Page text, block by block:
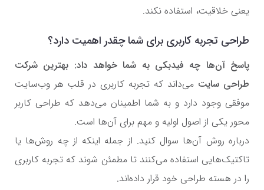
یعنی خلاقیت، استفاده نکند.
طراحی تجربه کاربری برای شما چقدر اهمیت دارد؟
پاسخ آن‌ها چه فیدبکی به شما خواهد داد: بهترین شرکت
طراحی سایت می‌داند که تجربه کاربری در قلب هر وب‌سایت
موفقی وجود دارد و به شما اطمینان می‌دهد که طراحی کاربر
محور یکی از اصول اولیه و مهم برای آن‌ها است.
درباره روش آن‌ها سوال کنید. از جمله اینکه از چه روش‌ها یا
تاکتیک‌هایی استفاده می‌کنند تا مطمئن شوند که تجربه کاربری
را در هسته طراحی خود قرار داده‌اند.